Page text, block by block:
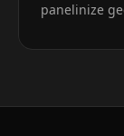
panelinize